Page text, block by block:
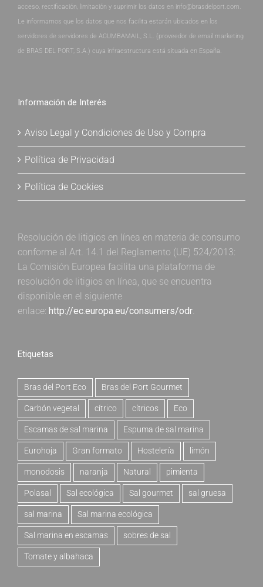
acceso, rectificación, limitación y suprimir los datos en info@brasdelport.com.
Le informamos que los datos que nos facilita estarán ubicados en los
servidores de servidores de ACUMBAMAIL, S.L. (proveedor de email marketing
de BRAS DEL PORT, S.A.) cuya infraestructura está situada en España.
Información de Interés
Aviso Legal y Condiciones de Uso y Compra
Política de Privacidad
Política de Cookies
Resolución de litigios en línea en materia de consumo
conforme al Art. 14.1 del Reglamento (UE) 524/2013:
La Comisión Europea facilita una plataforma de
resolución de litigios en línea, que se encuentra
disponible en el siguiente
enlace: http://ec.europa.eu/consumers/odr.
Etiquetas
Bras del Port Eco Bras del Port Gourmet
Carbón vegetal cítrico cítricos Eco
Escamas de sal marina Espuma de sal marina
Eurohoja Gran formato Hostelería limón
monodosis naranja Natural pimienta
Polasal Sal ecológica Sal gourmet sal gruesa
sal marina Sal marina ecológica
Sal marina en escamas sobres de sal
Tomate y albahaca